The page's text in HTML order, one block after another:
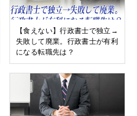
【食えない】行政書士で独立→
失敗して廃業。行政書士が有利
になる転職先は？